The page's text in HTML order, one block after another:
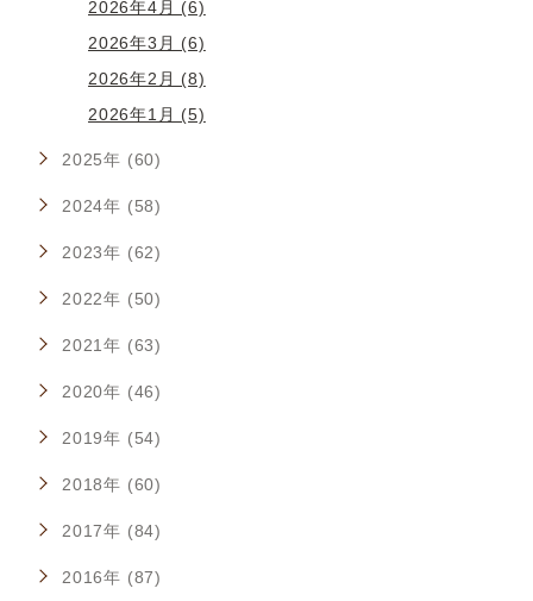
2026年4月 (6)
2026年3月 (6)
2026年2月 (8)
2026年1月 (5)
2025年 (60)
2024年 (58)
2023年 (62)
2022年 (50)
2021年 (63)
2020年 (46)
2019年 (54)
2018年 (60)
2017年 (84)
2016年 (87)